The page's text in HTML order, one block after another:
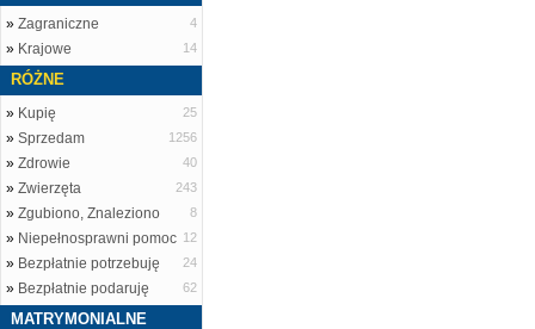
» Zagraniczne 4
» Krajowe 14
RÓŻNE
» Kupię 25
» Sprzedam 1256
» Zdrowie 40
» Zwierzęta 243
» Zgubiono, Znaleziono 8
» Niepełnosprawni pomoc 12
» Bezpłatnie potrzebuję 24
» Bezpłatnie podaruję 62
MATRYMONIALNE